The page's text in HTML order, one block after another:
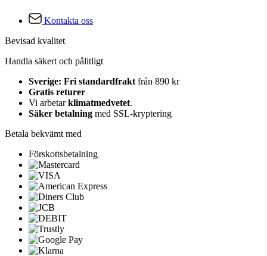
Kontakta oss
Bevisad kvalitet
Handla säkert och pålitligt
Sverige: Fri standardfraktfrån 890 kr
Gratis returer
Vi arbetarklimatmedvetet.
Säker betalning med SSL-kryptering
Betala bekvämt med
Förskottsbetalning